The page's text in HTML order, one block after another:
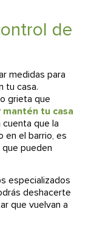
de
medidas para
tu casa.
grieta que
mantén tu casa
que la
en el barrio, es
pueden
especializados
deshacerte
que vuelvan a